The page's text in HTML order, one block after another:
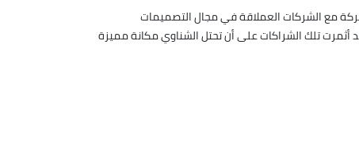
مع الشركات العملاقة في مجال التصميمات
أثمرت تلك الشراكات على أن تحتل الشناوي مكانة مميزة